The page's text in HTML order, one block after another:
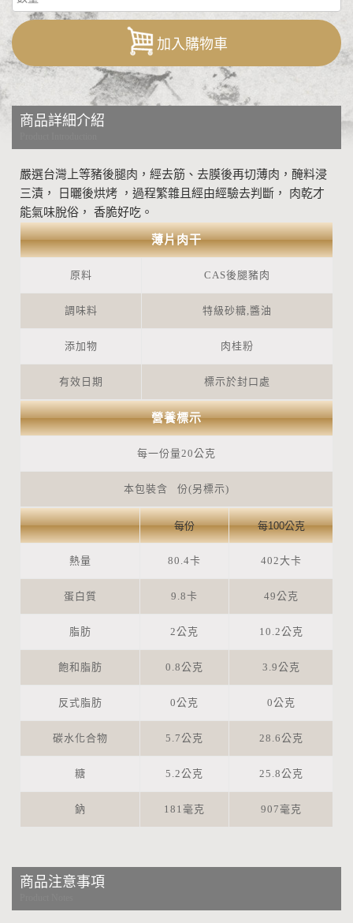
加入購物車
商品詳細介紹
嚴選台灣上等豬後腿肉，經去筋、去膜後再切薄肉，醃料浸
三漬， 日曬後烘烤 ，過程繁雜且經由經驗去判斷， 肉乾才
能氣味脫俗， 香脆好吃。
薄片肉干
原料 CAS後腿豬肉
調味料 特級砂糖,醬油
添加物 肉桂粉
有效日期 標示於封口處
營養標示
每一份量20公克
本包裝含 份(另標示)
每份 每100公克
熱量 80.4卡 402大卡
蛋白質 9.8卡 49公克
脂肪 2公克 10.2公克
飽和脂肪 0.8公克 3.9公克
反式脂肪 0公克 0公克
碳水化合物 5.7公克 28.6公克
糖 5.2公克 25.8公克
鈉 181毫克 907毫克
商品注意事項